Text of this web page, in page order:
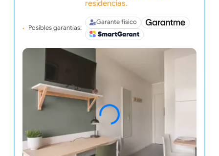
residencias.
Posibles garantías:
Garante físico